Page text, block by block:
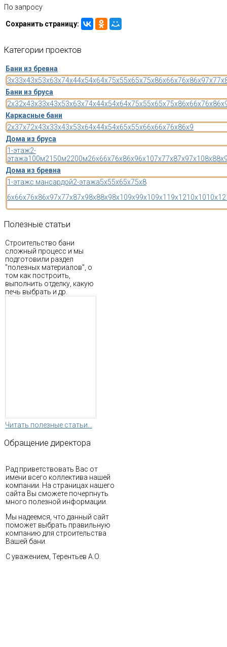
По запросу
Сохранить страницу:
Категории проектов
Бани из бревна
3x33x43x53x63x74x44x54x64x75x55x65x75x86x66x76x86x97x7
Бани из бруса
2x32x43x33x43x53x63x74x44x54x64x75x55x65x75x86x66x76x8
Каркасные бани
2x37x72x43x33x43x53x64x44x54x65x55x66x66x76x86x9
Дома из бруса
1-этаж2-
этажа100м2150м2200м26x66x76x86x96x107x77x87x97x108x8
Дома из бревна
1-этажс мансардой2-этажа5x55x65x75x8
6x66x76x86x97x77x87x98x88x98x109x99x109x11 9x1210x1010x12
Полезные статьи
Строительство бани
сложный процесс и мы
подготовили раздел
"полезных материалов", о
том как построить,
выполнить отделку, какую
печь выбрать и др.
Читать полезные статьи...
Обращение директора
Рад приветствовать Вас от
имени всего коллектива нашей
компании. На страницах нашего
сайта Вы сможете почерпнуть
много полезной информации.
Мы надеемся, что данный сайт
поможет выбрать правильную
компанию для строительства
Вашей бани.
С уважением, Терентьев А.О.